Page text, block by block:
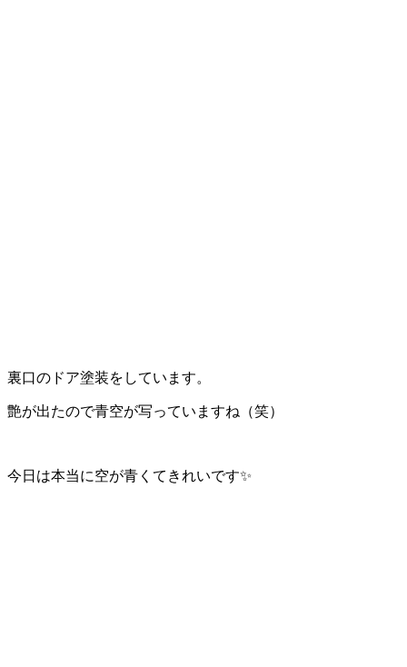
裏口のドア塗装をしています。
艶が出たので青空が写っていますね（笑）
今日は本当に空が青くてきれいです✨